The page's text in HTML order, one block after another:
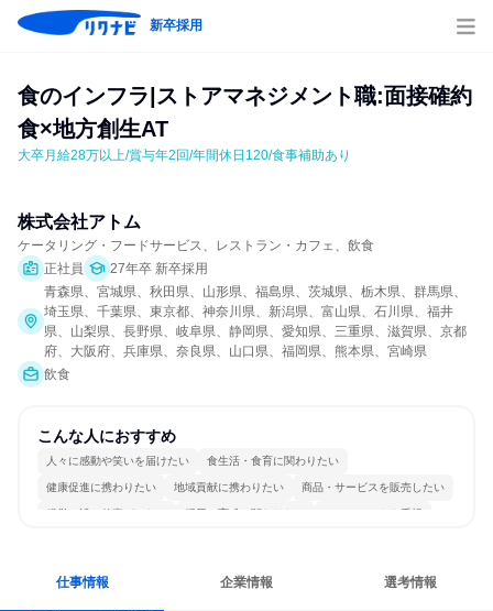
新卒採用
食のインフラ|ストアマネジメント職:面接確約
食×地方創生AT
大卒月給28万以上/賞与年2回/年間休日120/食事補助あり
株式会社アトム
ケータリング・フードサービス、レストラン・カフェ、飲食
正社員
27年卒 新卒採用
青森県、宮城県、秋田県、山形県、福島県、茨城県、栃木県、群馬県、
埼玉県、千葉県、東京都、神奈川県、新潟県、富山県、石川県、福井
県、山梨県、長野県、岐阜県、静岡県、愛知県、三重県、滋賀県、京都
府、大阪府、兵庫県、奈良県、山口県、福岡県、熊本県、宮崎県
飲食
こんな人におすすめ
人々に感動や笑いを届けたい 食生活・食育に関わりたい
健康促進に携わりたい 地域貢献に携わりたい 商品・サービスを販売したい
経営に近い仕事がしたい 採用・育成に関わりたい チームワークを重視
仕事情報 企業情報 選考情報